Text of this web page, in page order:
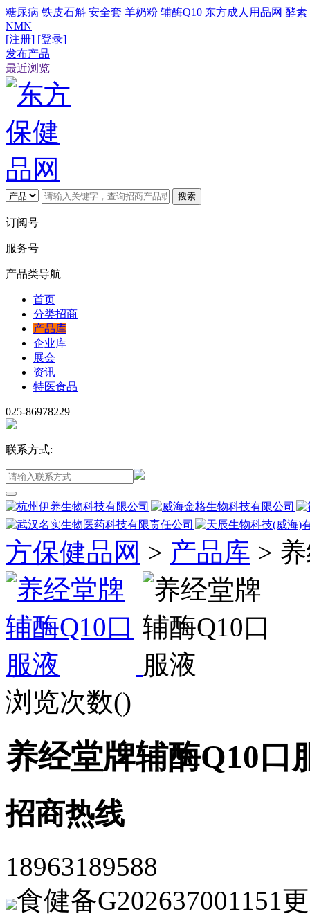
糖尿病 铁皮石斛 安全套 羊奶粉 辅酶Q10 东方成人用品网 酵素
NMN
[注册] [登录]
发布产品
最近浏览
搜索
订阅号
服务号
产品类导航
首页
分类招商
产品库
企业库
展会
资讯
特医食品
025-86978229
联系方式:
方保健品网 > 产品库 >
浏览次数()
养经堂牌辅酶Q10口
招商热线
18963189588
食健备G202637001151